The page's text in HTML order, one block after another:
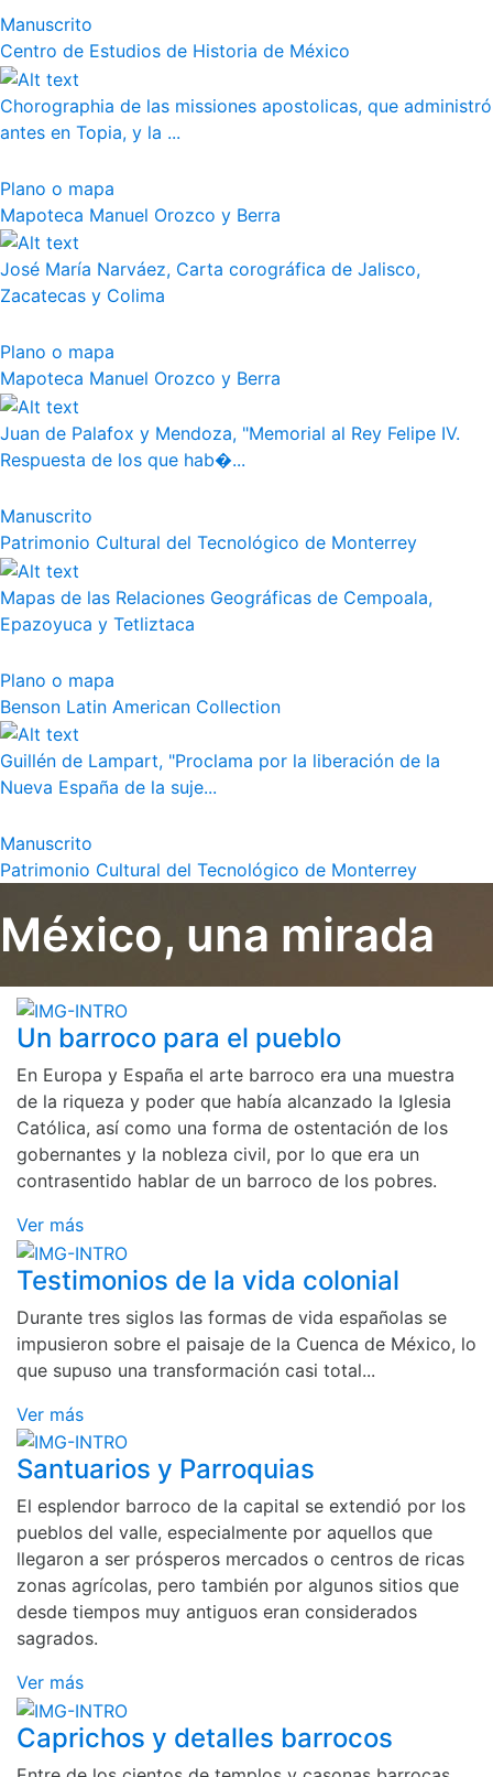
Manuscrito
Centro de Estudios de Historia de México
Chorographia de las missiones apostolicas, que administró
antes en Topia, y la ...
Plano o mapa
Mapoteca Manuel Orozco y Berra
José María Narváez, Carta corográfica de Jalisco,
Zacatecas y Colima
Plano o mapa
Mapoteca Manuel Orozco y Berra
Juan de Palafox y Mendoza, "Memorial al Rey Felipe IV.
Respuesta de los que hab�...
Manuscrito
Patrimonio Cultural del Tecnológico de Monterrey
Mapas de las Relaciones Geográficas de Cempoala,
Epazoyuca y Tetliztaca
Plano o mapa
Benson Latin American Collection
Guillén de Lampart, "Proclama por la liberación de la
Nueva España de la suje...
Manuscrito
Patrimonio Cultural del Tecnológico de Monterrey
México, una mirada
Un barroco para el pueblo
En Europa y España el arte barroco era una muestra
de la riqueza y poder que había alcanzado la Iglesia
Católica, así como una forma de ostentación de los
gobernantes y la nobleza civil, por lo que era un
contrasentido hablar de un barroco de los pobres.
Ver más
Testimonios de la vida colonial
Durante tres siglos las formas de vida españolas se
impusieron sobre el paisaje de la Cuenca de México, lo
que supuso una transformación casi total...
Ver más
Santuarios y Parroquias
El esplendor barroco de la capital se extendió por los
pueblos del valle, especialmente por aquellos que
llegaron a ser prósperos mercados o centros de ricas
zonas agrícolas, pero también por algunos sitios que
desde tiempos muy antiguos eran considerados
sagrados.
Ver más
Caprichos y detalles barrocos